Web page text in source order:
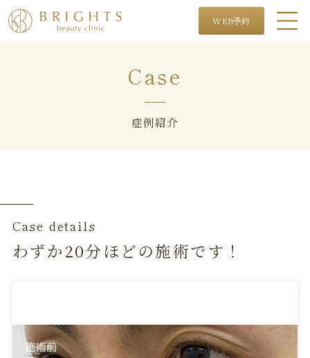
WEB予約
Case
症例紹介
Case details
わずか20分ほどの施術です！